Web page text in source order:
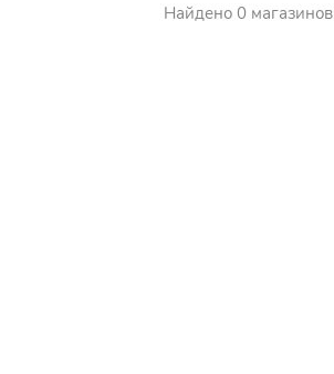
Найдено 0 магазинов